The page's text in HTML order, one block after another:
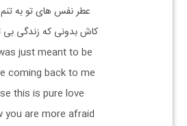
عطر نفس های تو به
کاش بدونی که زندگی بی
just meant to be
coming back to me
this is pure love
you are more afraid